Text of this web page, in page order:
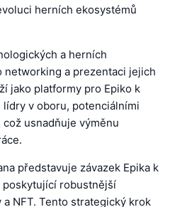
herních ekosystémů
a herních
networking a prezentaci jejich
jako platformy pro Epiko k
lídry v oboru, potenciálními
usnadňuje výměnu
představuje závazek Epika k
robustnější
NFT. Tento strategický krok